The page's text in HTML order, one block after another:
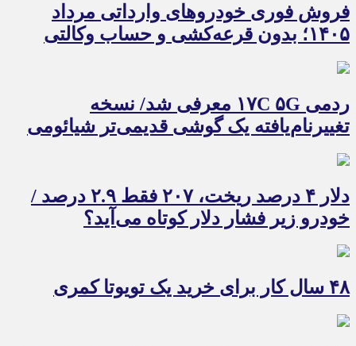
فروش فوری خودروهای وارداتی مرداد
۱۴۰۵؛ بدون قرعه‌کشی و حساب وکالتی
ردمی ۱۷C ۵G معرفی شد/ نسخه
تغییرنام‌یافته یک گوشی قدیمی‌تر شیائومی
دلار ۴ درصد ریخت، ۲۰۷ فقط ۲.۹ درصد /
خودرو زیر فشار دلار کوتاه می‌آید؟
۴۸ سال کار برای خرید یک تویوتا کمری